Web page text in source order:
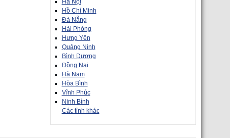
Hà Nội
Hồ Chí Minh
Đà Nẵng
Hải Phòng
Hưng Yên
Quảng Ninh
Bình Dương
Đồng Nai
Hà Nam
Hòa Bình
Vĩnh Phúc
Ninh Bình
Các tỉnh khác